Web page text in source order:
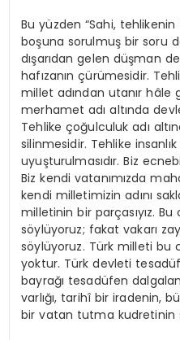
Bu yüzden “Sahi, tehlikenin
boşuna sorulmuş bir soru
dışarıdan gelen düşman
hafızanın çürümesidir.
millet adından utanır hâle
merhamet adı altında
Tehlike çoğulculuk adı
silinmesidir. Tehlike
uyuşturulmasıdır. Biz
Biz kendi vatanımızda
kendi milletimizin adını
milletinin bir parçasıyız.
söylüyoruz; fakat vakarı
söylüyoruz. Türk milleti
yoktur. Türk devleti
bayrağı tesadüfen
varlığı, tarihî bir iradenin,
bir vatan tutma kudretinin